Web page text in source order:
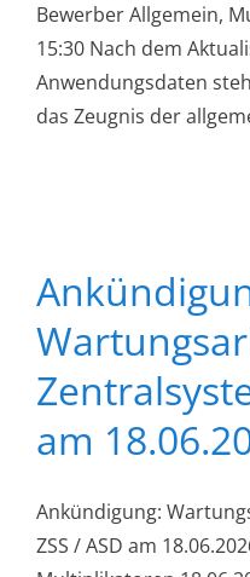
Bewerber Allgemein,
15:30 Nach dem
Anwendungsdaten
das Zeugnis der
am
Ankündigung:
ZSS / ASD am